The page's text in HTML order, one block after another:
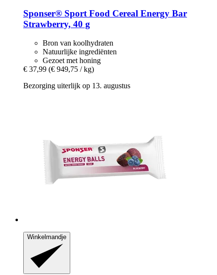
Sponser® Sport Food Cereal Energy Bar
Strawberry, 40 g
Bron van koolhydraten
Natuurlijke ingrediënten
Gezoet met honing
€ 37,99 (€ 949,75 / kg)
Bezorging uiterlijk op 13. augustus
Winkelmandje